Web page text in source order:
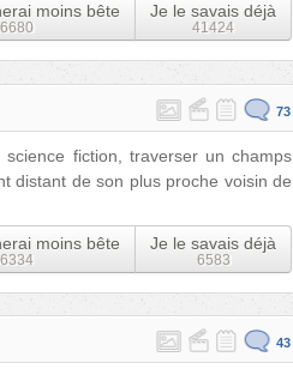
moins bête
Je le savais déjà
41424
73
fiction, traverser un champs
distant de son plus proche voisin de
moins bête
Je le savais déjà
6583
43